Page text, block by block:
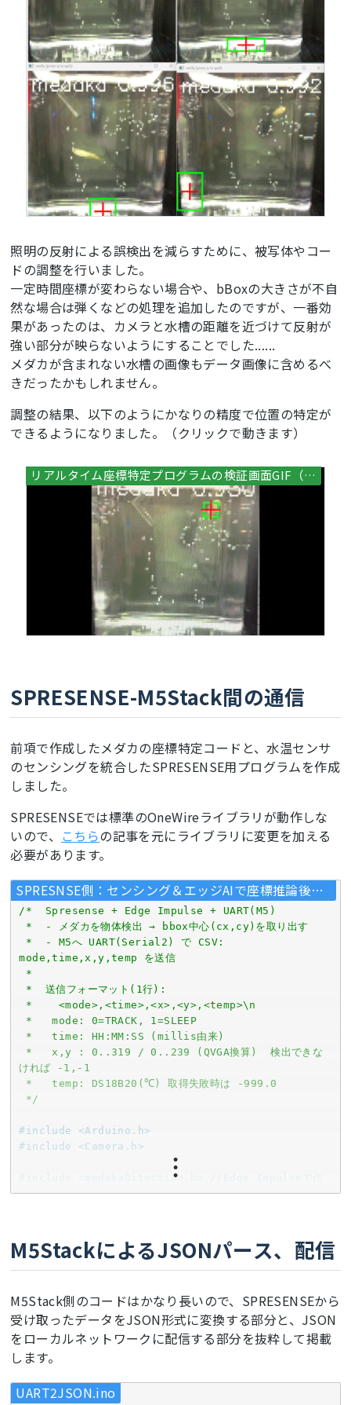
照明の反射による誤検出を減らすために、被写体やコー
ドの調整を行いました。
一定時間座標が変わらない場合や、bBoxの大きさが不自
然な場合は弾くなどの処理を追加したのですが、一番効
果があったのは、カメラと水槽の距離を近づけて反射が
強い部分が映らないようにすることでした......
メダカが含まれない水槽の画像もデータ画像に含めるべ
きだったかもしれません。
調整の結果、以下のようにかなりの精度で位置の特定が
できるようになりました。（クリックで動きます）
SPRESENSE-M5Stack間の通信
前項で作成したメダカの座標特定コードと、水温センサ
のセンシングを統合したSPRESENSE用プログラムを作成
しました。
SPRESENSEでは標準のOneWireライブラリが動作しな
いので、 こちらの記事を元にライブラリに変更を加える
必要があります。
SPRESNSE側：センシング＆エッジAIで座標推論後、UARTで送信
/*  Spresense + Edge Impulse + UART(M5)
mode,time,x,y,temp を送信
ければ -1,-1
*/
#include
<Arduino.h>
#include <Camera.h>
<medakaDitection.h> //Edge Inpulseで作
成したモデル
#include
<OneWire.h>
#include <DallasTemperature.h>
static
const uint32_t PC_BAUD   = 115200 ; //
USBログ用
static const uint32_t M5_BAUD   = 9600; //
M5へUART
// 送信周期
static
const
M5StackによるJSONパース、配信
M5Stack側のコードはかなり長いので、SPRESENSEから
受け取ったデータをJSON形式に変換する部分と、JSON
をローカルネットワークに配信する部分を抜粋して掲載
します。
UART2JSON.ino